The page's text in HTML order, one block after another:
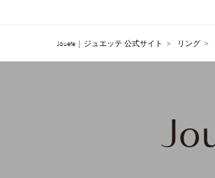
Jouete | ジュエッテ 公式サイト リング